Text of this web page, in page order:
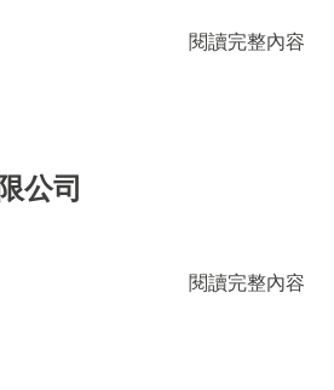
閱讀完整內容
公司
閱讀完整內容